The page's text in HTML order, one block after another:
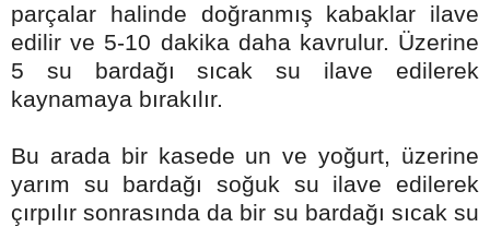
parçalar halinde doğranmış kabaklar ilave
edilir ve 5-10 dakika daha kavrulur. Üzerine
5 su bardağı sıcak su ilave edilerek
kaynamaya bırakılır.
Bu arada bir kasede un ve yoğurt, üzerine
yarım su bardağı soğuk su ilave edilerek
çırpılır sonrasında da bir su bardağı sıcak su